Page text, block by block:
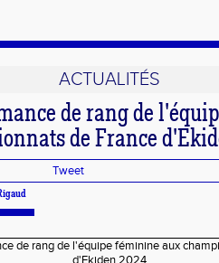
ACTUALITÉS
de rang de
de France
Tweet